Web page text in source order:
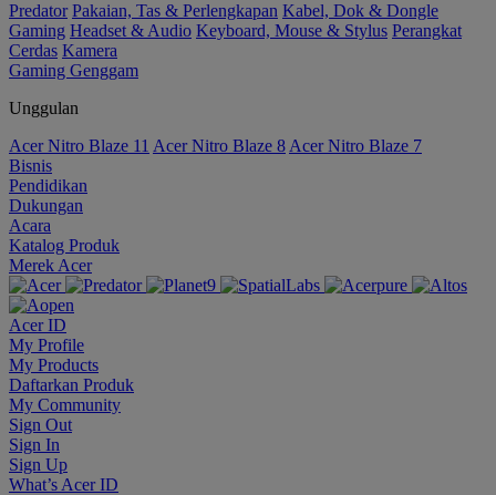
Predator Pakaian, Tas & Perlengkapan Kabel, Dok & Dongle
Gaming Headset & Audio Keyboard, Mouse & Stylus Perangkat
Cerdas Kamera
Gaming Genggam
Unggulan
Acer Nitro Blaze 11 Acer Nitro Blaze 8 Acer Nitro Blaze 7
Bisnis
Pendidikan
Dukungan
Acara
Katalog Produk
Merek Acer
Acer ID
My Profile
My Products
Daftarkan Produk
My Community
Sign Out
Sign In
Sign Up
What’s Acer ID